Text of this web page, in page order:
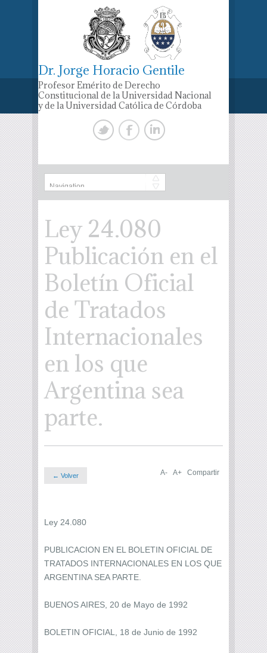
Dr. Jorge Horacio Gentile
Profesor Emérito de Derecho
Constitucional de la Universidad Nacional
y de la Universidad Católica de Córdoba
Ley 24.080
Publicación en el
Boletín Oficial
de Tratados
Internacionales
en los que
Argentina sea
parte.
← Volver A- A+ Compartir
Ley 24.080
PUBLICACION EN EL BOLETIN OFICIAL DE
TRATADOS INTERNACIONALES EN LOS QUE
ARGENTINA SEA PARTE.
BUENOS AIRES, 20 de Mayo de 1992
BOLETIN OFICIAL, 18 de Junio de 1992